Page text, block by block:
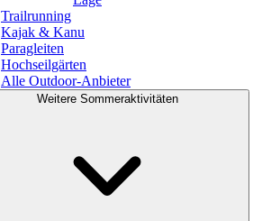
Trailrunning
Kajak & Kanu
Paragleiten
Hochseilgärten
Alle Outdoor-Anbieter
Weitere Sommeraktivitäten